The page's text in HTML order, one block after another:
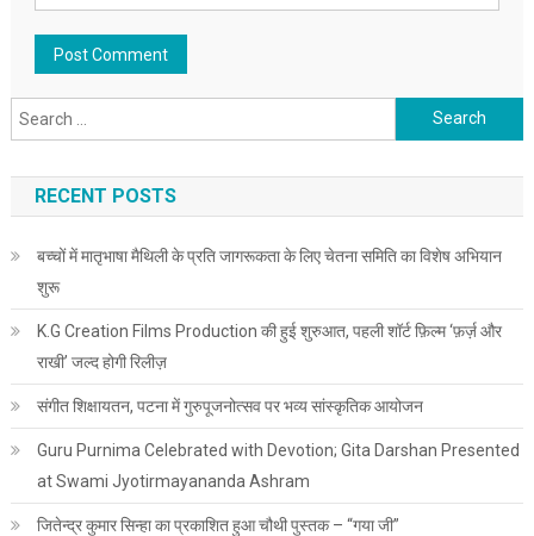
Search for:
RECENT POSTS
बच्चों में मातृभाषा मैथिली के प्रति जागरूकता के लिए चेतना समिति का विशेष अभियान
शुरू
K.G Creation Films Production की हुई शुरुआत, पहली शॉर्ट फ़िल्म ‘फ़र्ज़ और
राखी’ जल्द होगी रिलीज़
संगीत शिक्षायतन, पटना में गुरुपूजनोत्सव पर भव्य सांस्कृतिक आयोजन
Guru Purnima Celebrated with Devotion; Gita Darshan Presented
at Swami Jyotirmayananda Ashram
जितेन्द्र कुमार सिन्हा का प्रकाशित हुआ चौथी पुस्तक – “गया जी”